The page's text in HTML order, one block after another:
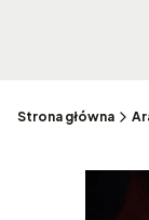
Strona główna